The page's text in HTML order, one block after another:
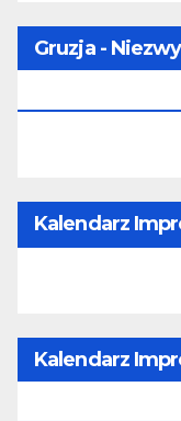
Gruzja -
Kalendarz
Kalendarz